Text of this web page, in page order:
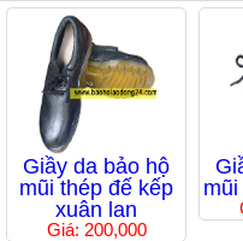
Giầy da bảo hộ
mũi thép đế kếp
xuân lan
Giá: 200,000